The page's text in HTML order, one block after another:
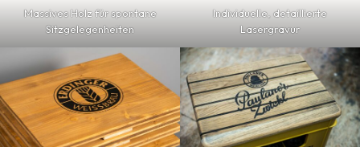
Massives Holz für spontane
Sitzgelegenheiten
Individuelle, detaillierte
Lasergravur